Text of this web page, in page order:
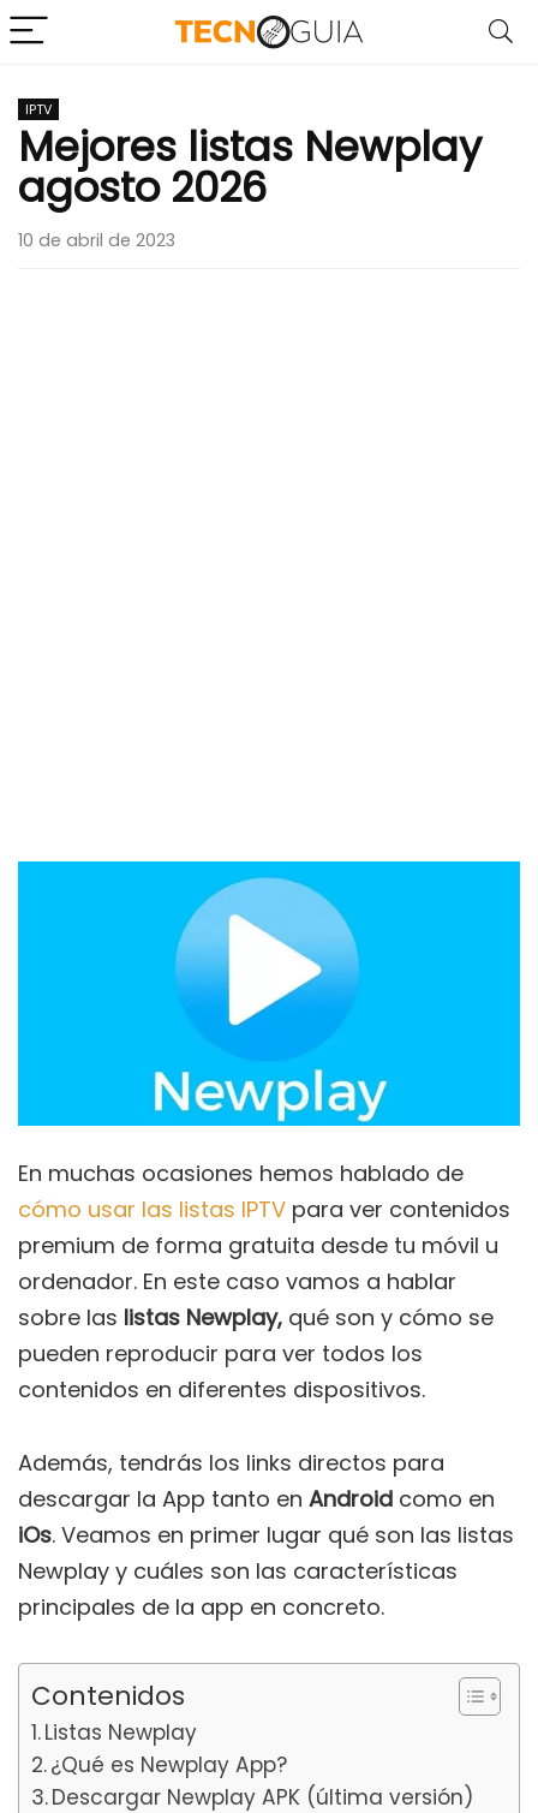
IPTV
Mejores listas Newplay
agosto 2026
10 de abril de 2023
En muchas ocasiones hemos hablado de
cómo usar las listas IPTV para ver contenidos
premium de forma gratuita desde tu móvil u
ordenador. En este caso vamos a hablar
sobre las listas Newplay, qué son y cómo se
pueden reproducir para ver todos los
contenidos en diferentes dispositivos.
Además, tendrás los links directos para
descargar la App tanto en Android como en
iOs. Veamos en primer lugar qué son las listas
Newplay y cuáles son las características
principales de la app en concreto.
Contenidos
Listas Newplay
¿Qué es Newplay App?
Descargar Newplay APK (última versión)